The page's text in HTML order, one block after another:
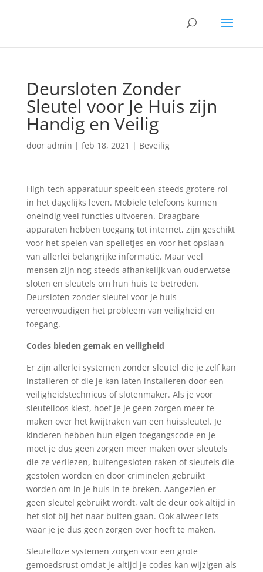
Deursloten Zonder
Sleutel voor Je Huis zijn
Handig en Veilig
door admin | feb 18, 2021 | Beveilig
High-tech apparatuur speelt een steeds grotere rol
in het dagelijks leven. Mobiele telefoons kunnen
oneindig veel functies uitvoeren. Draagbare
apparaten hebben toegang tot internet, zijn geschikt
voor het spelen van spelletjes en voor het opslaan
van allerlei belangrijke informatie. Maar veel
mensen zijn nog steeds afhankelijk van ouderwetse
sloten en sleutels om hun huis te betreden.
Deursloten zonder sleutel voor je huis
vereenvoudigen het probleem van veiligheid en
toegang.
Codes bieden gemak en veiligheid
Er zijn allerlei systemen zonder sleutel die je zelf kan
installeren of die je kan laten installeren door een
veiligheidstechnicus of slotenmaker. Als je voor
sleutelloos kiest, hoef je je geen zorgen meer te
maken over het kwijtraken van een huissleutel. Je
kinderen hebben hun eigen toegangscode en je
moet je dus geen zorgen meer maken over sleutels
die ze verliezen, buitengesloten raken of sleutels die
gestolen worden en door criminelen gebruikt
worden om in je huis in te breken. Aangezien er
geen sleutel gebruikt wordt, valt de deur ook altijd in
het slot bij het naar buiten gaan. Ook alweer iets
waar je je dus geen zorgen over hoeft te maken.
Sleutelloze systemen zorgen voor een grote
gemoedsrust omdat je altijd je codes kan wijzigen als